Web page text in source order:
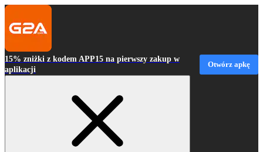
15% zniżki z kodem APP15 na pierwszy zakup w
aplikacji
Otwórz apkę